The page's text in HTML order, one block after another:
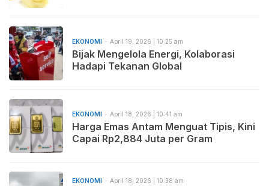
EKONOMI April 19, 2026 | 10:25 am
Bijak Mengelola Energi, Kolaborasi
Hadapi Tekanan Global
EKONOMI April 18, 2026 | 10:41 am
Harga Emas Antam Menguat Tipis, Kini
Capai Rp2,884 Juta per Gram
EKONOMI April 18, 2026 | 10:38 am